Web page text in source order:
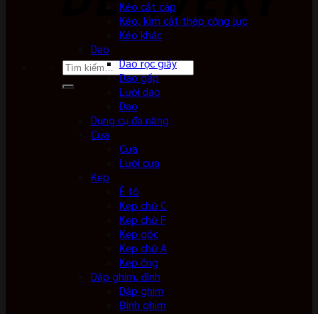
Tìm
Kéo cắt cáp
Kéo, kìm cắt thép cộng lực
Kéo khác
Dao
Dao rọc giấy
Dao gấp
Lưỡi dao
Dao
Dụng cụ đa năng
Cưa
Cưa
Lưỡi cưa
Kẹp
Ê tô
Kẹp chữ C
Kẹp chữ F
Kẹp góc
Kẹp chữ A
Kẹp ống
Dập ghim, đinh
Dập ghim
Đinh ghim